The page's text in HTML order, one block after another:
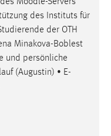
des Instituts für
der OTH
Minakova-Boblest
und persönliche
(Augustin) • E-